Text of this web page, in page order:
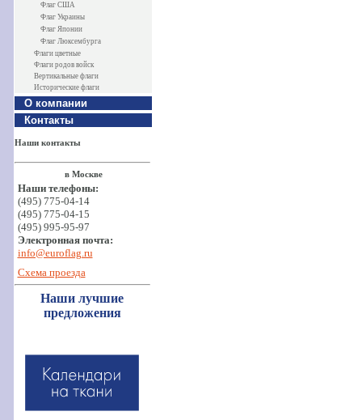
Флаг США
Флаг Украины
Флаг Японии
Флаг Люксембурга
Флаги цветные
Флаги родов войск
Вертикальные флаги
Исторические флаги
О компании
Контакты
Наши контакты
в Москве
Наши телефоны:
(495) 775-04-14
(495) 775-04-15
(495) 995-95-97
Электронная почта:
info@euroflag.ru
Схема проезда
Наши лучшие
предложения